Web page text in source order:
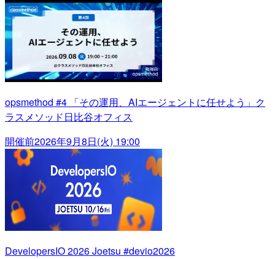
opsmethod #4 「その運用、AIエージェントに任せよう」ク
ラスメソッド日比谷オフィス
開催前2026年9月8日(火) 19:00
DevelopersIO 2026 Joetsu #devio2026